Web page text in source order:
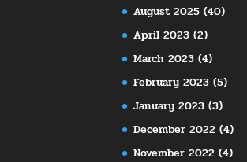
August 2025(40)
April 2023(2)
March 2023(4)
February 2023(5)
January 2023(3)
December 2022 (4)
November 2022 (4)